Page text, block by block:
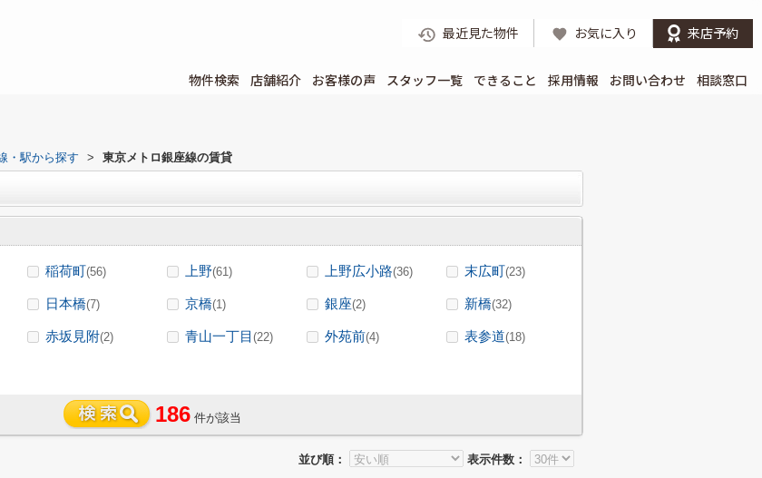
最近見た物件 お気に入り 来店予約
物件検索 店舗紹介 お客様の声 スタッフ一覧 できること 採用情報 お問い合わせ 相談窓口
・駅から探す > 東京メトロ銀座線の賃貸
稲荷町(56) 上野(61) 上野広小路(36) 末広町(23)
日本橋(7) 京橋(1) 銀座(2) 新橋(32)
赤坂見附(2) 青山一丁目 (22) 外苑前(4) 表参道(18)
186 件が該当
並び順： 表示件数：